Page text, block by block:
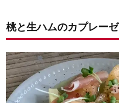
桃と生ハムのカプレーゼ